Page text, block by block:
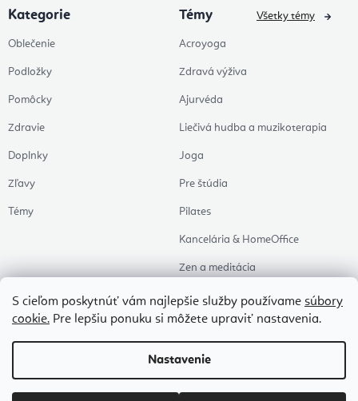
S cieľom poskytnúť vám najlepšie služby používame súbory
cookie. Pre lepšiu ponuku si môžete upraviť nastavenia.
Nastavenie
Kategorie
Oblečenie
Podložky
Pomôcky
Zdravie
Doplnky
Zľavy
Témy
Témy
Acroyoga
Zdravá výživa
Ajurvéda
Liečivá hudba a muzikoterapia
Joga
Pre štúdia
Pilates
Kancelária & HomeOffice
Zen a meditácia
Aromaterapia
Zdravý spánok
Naše obľúbené
Všetky témy
Copyright 2026Flexity. Všetky práva vyhradené.Upraviť nastavenie cookies